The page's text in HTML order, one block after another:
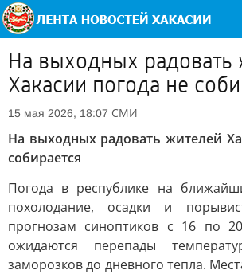
На выходных радовать
Хакасии погода не
15 мая 2026, 18:07 СМИ
На выходных радовать жителей
собирается
Погода в республике на
похолодание, осадки и
прогнозам синоптиков с 16 по
ожидаются перепады
заморозков до дневного тепла.